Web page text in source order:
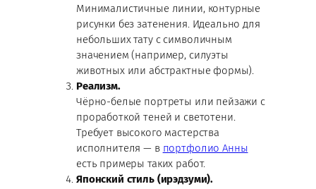
Минималистичные линии, контурные
рисунки без затенения. Идеально для
небольших тату с символичным
значением (например, силуэты
животных или абстрактные формы).
Реализм.
Чёрно-белые портреты или пейзажи с
проработкой теней и светотени.
Требует высокого мастерства
исполнителя — в портфолио Анны
есть примеры таких работ.
Японский стиль (ирэдзуми).